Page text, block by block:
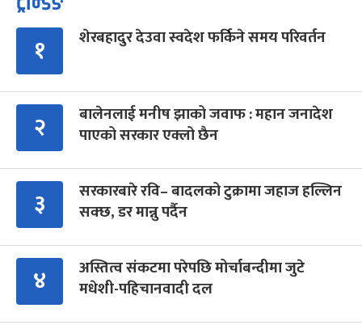
१ शेरबहादुर देउवा स्वदेश फर्किने समय परिवर्तन
२
बालेनलाई मनीष झाको जवाफ : महान जनादेश
पाएको सरकार एक्लो छैन
३
सरकारबारे रवि– बादलको टुक्रामा जहाज हल्लिन
सक्छ, डर मान्नु पर्दैन
४
अस्तित्व संकटमा परेपछि मोर्चाबन्दीमा जुटे
मधेशी-पहिचानवादी दल